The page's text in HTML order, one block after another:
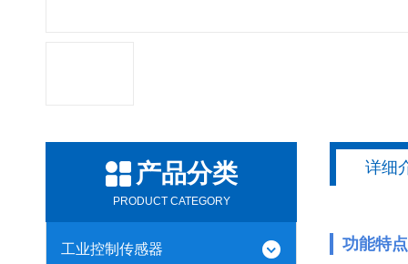
产品分类
PRODUCT CATEGORY
工业控制传感器
详细
功能特点